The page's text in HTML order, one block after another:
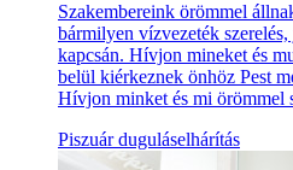
Szakembereink örömmel
bármilyen vízvezeték
kapcsán. Hívjon mineket és
belül kiérkeznek önhöz Pest
Hívjon minket és mi örömmel
Piszuár duguláselhárítás